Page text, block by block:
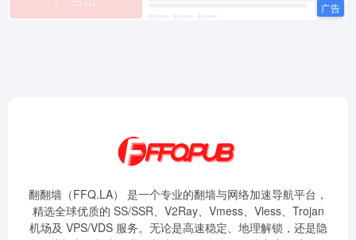
翻翻墙（FFQ.LA） 是一个专业的翻墙与网络加速导航平台，
精选全球优质的 SS/SSR、V2Ray、Vmess、Vless、Trojan
机场及 VPS/VDS 服务。无论是高速稳定、地理解锁，还是隐